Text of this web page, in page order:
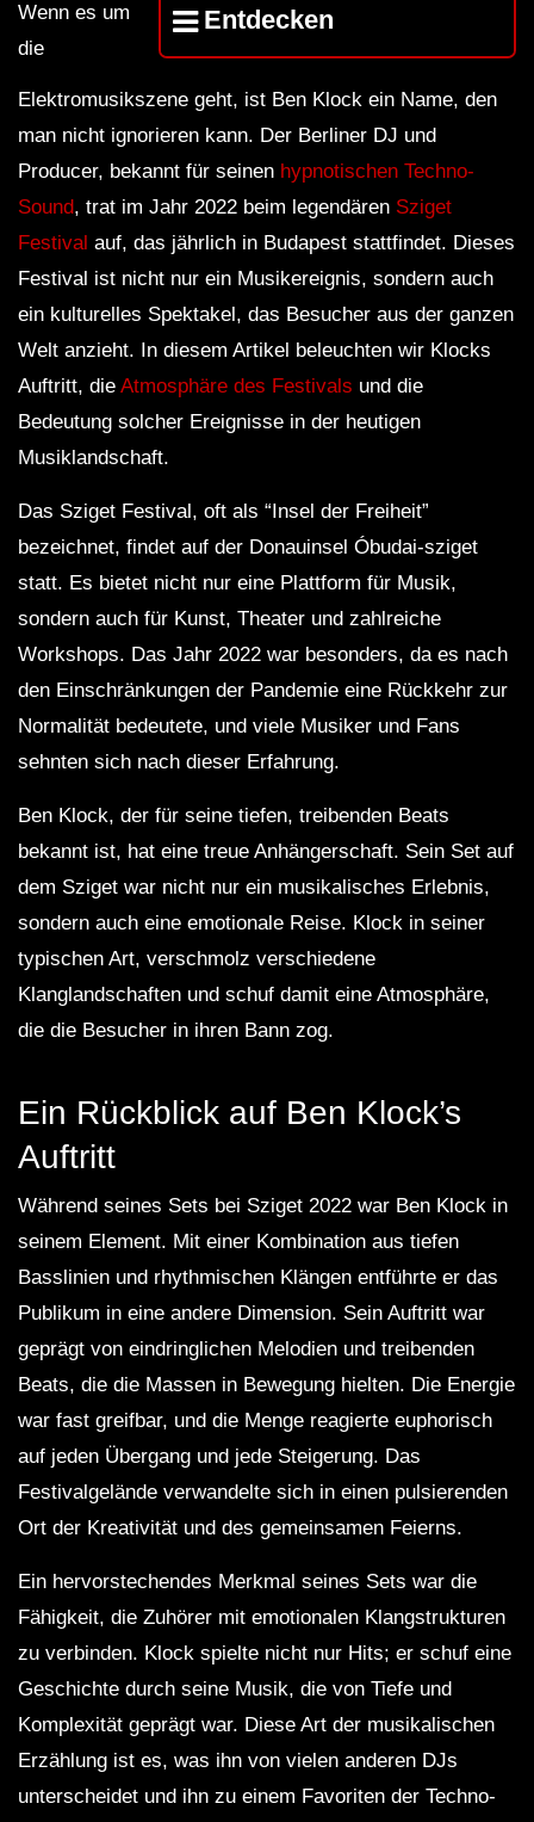
Entdecken
Wenn es um
die
Elektromusikszene geht, ist Ben Klock ein Name, den
man nicht ignorieren kann. Der Berliner DJ und
Producer, bekannt für seinen hypnotischen Techno-
Sound, trat im Jahr 2022 beim legendären Sziget
Festival auf, das jährlich in Budapest stattfindet. Dieses
Festival ist nicht nur ein Musikereignis, sondern auch
ein kulturelles Spektakel, das Besucher aus der ganzen
Welt anzieht. In diesem Artikel beleuchten wir Klocks
Auftritt, die Atmosphäre des Festivals und die
Bedeutung solcher Ereignisse in der heutigen
Musiklandschaft.
Das Sziget Festival, oft als “Insel der Freiheit”
bezeichnet, findet auf der Donauinsel Óbudai-sziget
statt. Es bietet nicht nur eine Plattform für Musik,
sondern auch für Kunst, Theater und zahlreiche
Workshops. Das Jahr 2022 war besonders, da es nach
den Einschränkungen der Pandemie eine Rückkehr zur
Normalität bedeutete, und viele Musiker und Fans
sehnten sich nach dieser Erfahrung.
Ben Klock, der für seine tiefen, treibenden Beats
bekannt ist, hat eine treue Anhängerschaft. Sein Set auf
dem Sziget war nicht nur ein musikalisches Erlebnis,
sondern auch eine emotionale Reise. Klock in seiner
typischen Art, verschmolz verschiedene
Klanglandschaften und schuf damit eine Atmosphäre,
die die Besucher in ihren Bann zog.
Ein Rückblick auf Ben Klock’s
Auftritt
Während seines Sets bei Sziget 2022 war Ben Klock in
seinem Element. Mit einer Kombination aus tiefen
Basslinien und rhythmischen Klängen entführte er das
Publikum in eine andere Dimension. Sein Auftritt war
geprägt von eindringlichen Melodien und treibenden
Beats, die die Massen in Bewegung hielten. Die Energie
war fast greifbar, und die Menge reagierte euphorisch
auf jeden Übergang und jede Steigerung. Das
Festivalgelände verwandelte sich in einen pulsierenden
Ort der Kreativität und des gemeinsamen Feierns.
Ein hervorstechendes Merkmal seines Sets war die
Fähigkeit, die Zuhörer mit emotionalen Klangstrukturen
zu verbinden. Klock spielte nicht nur Hits; er schuf eine
Geschichte durch seine Musik, die von Tiefe und
Komplexität geprägt war. Diese Art der musikalischen
Erzählung ist es, was ihn von vielen anderen DJs
unterscheidet und ihn zu einem Favoriten der Techno-